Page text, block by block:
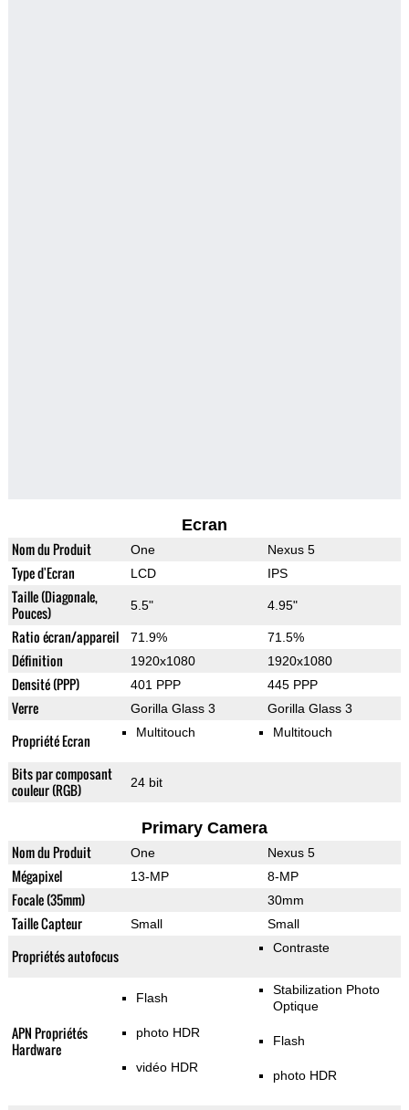
Ecran
Nom du Produit One Nexus 5
Type d'Ecran LCD IPS
Taille (Diagonale,
Pouces)
5.5" 4.95"
Ratio écran/appareil 71.9% 71.5%
Définition 1920x1080 1920x1080
Densité (PPP) 401 PPP 445 PPP
Verre Gorilla Glass 3 Gorilla Glass 3
Propriété Ecran Multitouch Multitouch
Bits par composant
couleur (RGB)
24 bit
Primary Camera
Nom du Produit One Nexus 5
Mégapixel 13-MP 8-MP
Focale (35mm) 30mm
Taille Capteur Small Small
Propriétés autofocus Contraste
APN Propriétés
Hardware
Flash
photo HDR
vidéo HDR
Stabilization Photo
Optique
Flash
photo HDR